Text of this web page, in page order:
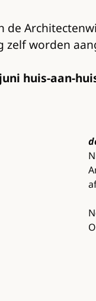
worden
huis-aan-